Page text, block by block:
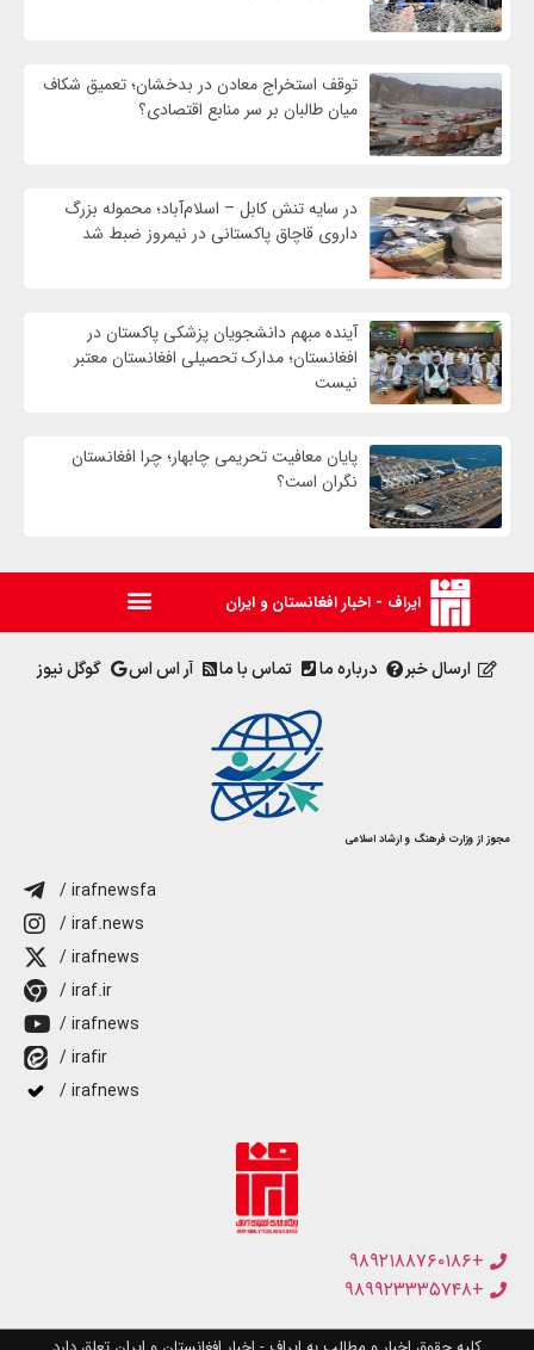
توقف استخراج معادن در بدخشان؛ تعمیق شکاف
میان طالبان بر سر منابع اقتصادی؟
در سایه تنش کابل – اسلام‌آباد؛ محموله بزرگ
داروی قاچاق پاکستانی در نیمروز ضبط شد
آینده مبهم دانشجویان پزشکی پاکستان در
افغانستان؛ مدارک تحصیلی افغانستان معتبر
نیست
پایان معافیت تحریمی‌ چابهار؛ چرا افغانستان
نگران است؟
ایراف - اخبار افغانستان و ایران
ارسال خبر درباره ما تماس با ما آر اس اس گوگل نیوز
مجوز از وزارت فرهنگ و ارشاد اسلامی
/ irafnewsfa
/ iraf.news
/ irafnews
/ iraf.ir
/ irafnews
/ irafir
/ irafnews
+۹۸۹۲۱۸۸۷۶۰۱۸۶
+۹۸۹۹۲۳۳۳۵۷۴۸